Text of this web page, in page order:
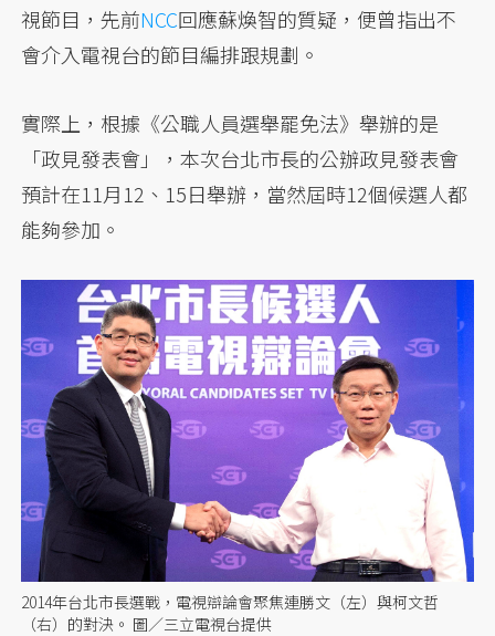
視節目，先前NCC回應蘇煥智的質疑，便曾指出不
會介入電視台的節目編排跟規劃。
實際上，根據《公職人員選舉罷免法》舉辦的是
「政見發表會」，本次台北市長的公辦政見發表會
預計在11月12、15日舉辦，當然屆時12個候選人都
能夠參加。
2014年台北市長選戰，電視辯論會聚焦連勝文（左）與柯文哲
（右）的對決。 圖／三立電視台提供